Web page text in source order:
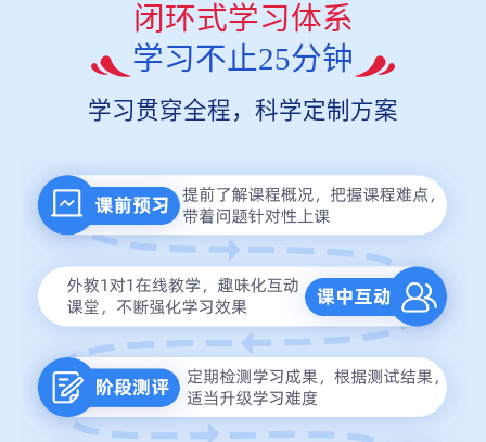
闭环式学习体系
学习不止25分钟
学习贯穿全程，科学定制方案